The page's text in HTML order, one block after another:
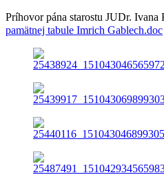
Príhovor pána starostu JUDr. Ivana
pamätnej tabule Imrich Gablech.doc